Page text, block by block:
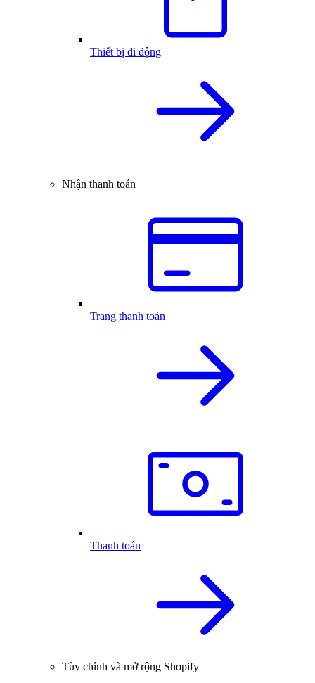
Thiết bị di động
Nhận thanh toán
Trang thanh toán
Thanh toán
Tùy chỉnh và mở rộng Shopify